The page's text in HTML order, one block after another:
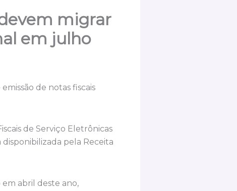
migrar
em julho
de notas fiscais
de Serviço Eletrônicas
pela Receita
abril deste ano,